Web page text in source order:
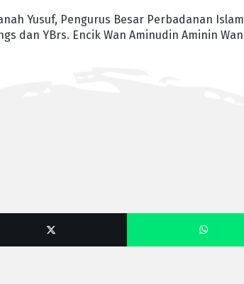
Yusuf, Pengurus Besar Perbadanan
dan YBrs. Encik Wan Aminudin Aminin